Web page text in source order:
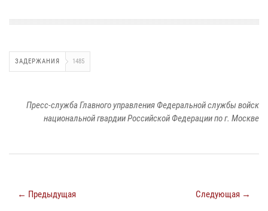
ЗАДЕРЖАНИЯ 1485
Пресс-служба Главного управления Федеральной службы войск
национальной гвардии Российской Федерации по г. Москве
← Предыдущая Следующая →